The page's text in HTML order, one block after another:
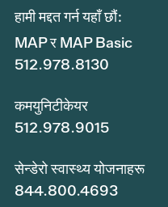
हामी मद्दत गर्न यहाँ छौं:
MAP र MAP Basic
512.978.8130
कमयुनिटीकेयर
512.978.9015
सेन्डेरो स्वास्थ्य योजनाहरू
844.800.4693